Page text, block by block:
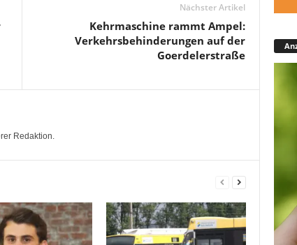
Nächster Artikel
Kehrmaschine rammt Ampel:
Verkehrsbehinderungen auf der
Goerdelerstraße
Redaktion.